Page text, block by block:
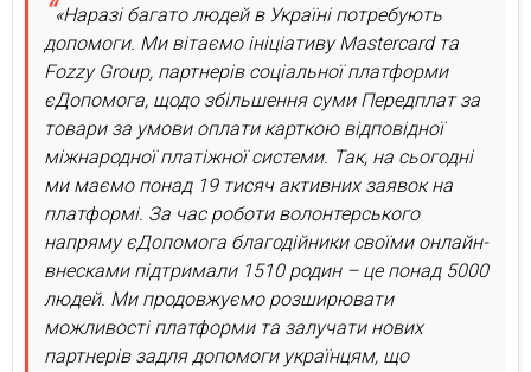
«Наразі багато людей в Україні потребують
допомоги. Ми вітаємо ініціативу Mastercard та
Fozzy Group, партнерів соціальної платформи
єДопомога, щодо збільшення суми Передплат за
товари за умови оплати карткою відповідної
міжнародної платіжної системи. Так, на сьогодні
ми маємо понад 19 тисяч активних заявок на
платформі. За час роботи волонтерського
напряму єДопомога благодійники своїми онлайн-
внесками підтримали 1510 родин – це понад 5000
людей. Ми продовжуємо розширювати
можливості платформи та залучати нових
партнерів задля допомоги українцям, що